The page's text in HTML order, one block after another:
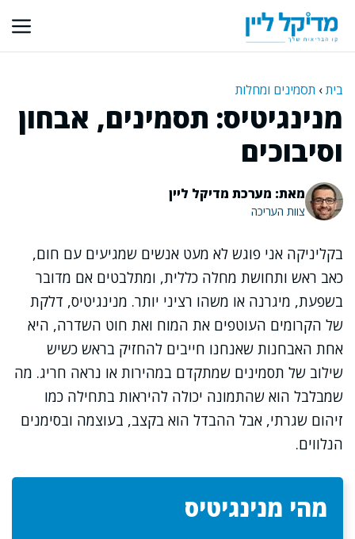
לתוכן
בית› תסמינים ומחלות
מנינגיטיס: תסמינים, אבחון
וסיבוכים
מאת: מערכת מדיקל ליין
צוות העריכה
בקליניקה אני פוגש לא מעט אנשים שמגיעים עם חום,
כאב ראש ותחושת מחלה כללית, ומתלבטים אם מדובר
בשפעת, מיגרנה או משהו רציני יותר. מנינגיטיס, דלקת
של הקרומים העוטפים את המוח ואת חוט השדרה, היא
אחת האבחנות שאנחנו חייבים להחזיק בראש כשיש
שילוב של תסמינים שמתקדם במהירות או נראה חריג. מה
שמבלבל הוא שהתמונה יכולה להיראות בתחילה כמו
זיהום שגרתי, אבל ההבדל הוא בקצב, בעוצמה ובסימנים
הנלווים.
מהי מנינגיטיס